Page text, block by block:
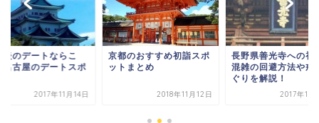
後のデートならこ
名古屋のデートスポ
2017年11月14日
京都のおすすめ初詣スポ
ットまとめ
2018年11月12日
長野県善光寺への初
混雑の回避方法や戒
ぐりを解説！
2017年11